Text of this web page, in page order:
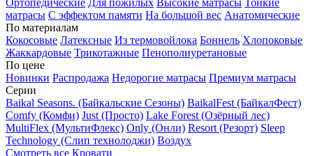
Ортопедические Для пожилых Высокие матрасы Тонкие
матрасы С эффектом памяти На большой вес Анатомические
По материалам
Кокосовые Латексные Из термовойлока Боннель Хлопоковые
Жаккардовые Трикотажные Пенополиуретановые
По цене
Новинки Распродажа Недорогие матрасы Премиум матрасы
Серии
Baikal Seasons. (Байкальские Сезоны) BaikalFest (БайкалФест)
Comfy (Комфи) Just (Просто) Lake Forest (Озёрный лес)
MultiFlex (МультиФлекс) Only (Онли) Resort (Резорт) Sleep
Technology (Слип технолоджи) Воздух
Смотреть все Кровати